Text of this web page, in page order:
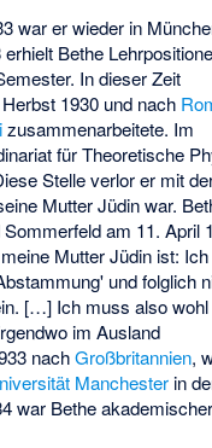
war er wieder in
Bethe
In dieser Zeit
1930 und nach
zusammenarbeitete. Im
für Theoretische
Stelle verlor er mit
Mutter Jüdin war.
am 11. April
Mutter Jüdin ist:
und folglich
[…] Ich muss also wohl
im Ausland
nachGroßbritannien,
Manchester in
war Bethe akademischer